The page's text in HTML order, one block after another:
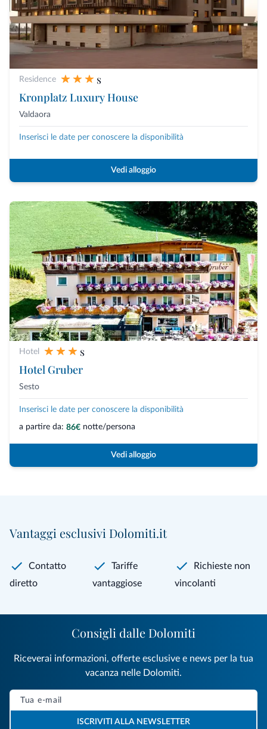
Residence
s
Kronplatz Luxury House
Valdaora
Inserisci le date per conoscere la disponibilità
Vedi alloggio
Hotel
s
Hotel Gruber
Sesto
Inserisci le date per conoscere la disponibilità
a partire da: 86€ notte/persona
Vedi alloggio
Vantaggi esclusivi Dolomiti.it
Contatto
diretto
Tariffe
vantaggiose
Richieste non
vincolanti
Consigli dalle Dolomiti
Riceverai informazioni, offerte esclusive e news per la tua
vacanza nelle Dolomiti.
ISCRIVITI ALLA NEWSLETTER